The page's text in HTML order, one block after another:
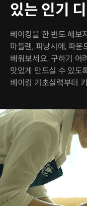
있는 인기
베이킹을 한 번도 해보
마들렌, 피낭시에, 파
배워보세요. 구하기 어
맛있게 만드실 수 있도
베이킹 기초실력부터